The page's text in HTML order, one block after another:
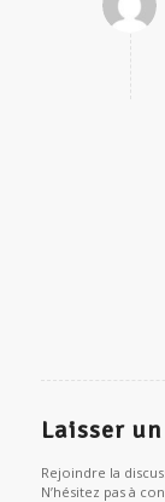
Laisser
Rejoindre la
N’hésitez pas à